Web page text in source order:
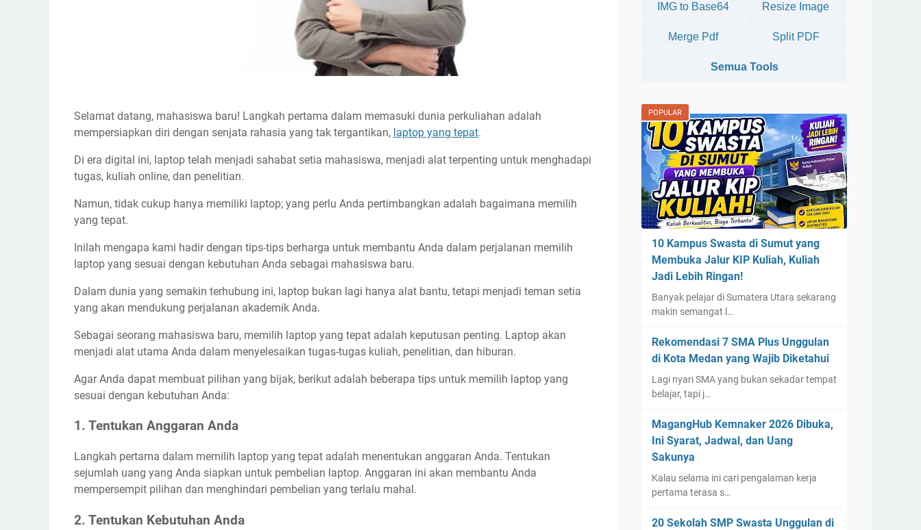
Selamat datang, mahasiswa baru! Langkah pertama dalam memasuki dunia perkuliahan adalah
mempersiapkan diri dengan senjata rahasia yang tak tergantikan, laptop yang tepat.
Di era digital ini, laptop telah menjadi sahabat setia mahasiswa, menjadi alat terpenting untuk menghadapi
tugas, kuliah online, dan penelitian.
Namun, tidak cukup hanya memiliki laptop; yang perlu Anda pertimbangkan adalah bagaimana memilih
yang tepat.
Inilah mengapa kami hadir dengan tips-tips berharga untuk membantu Anda dalam perjalanan memilih
laptop yang sesuai dengan kebutuhan Anda sebagai mahasiswa baru.
Dalam dunia yang semakin terhubung ini, laptop bukan lagi hanya alat bantu, tetapi menjadi teman setia
yang akan mendukung perjalanan akademik Anda.
Sebagai seorang mahasiswa baru, memilih laptop yang tepat adalah keputusan penting. Laptop akan
menjadi alat utama Anda dalam menyelesaikan tugas-tugas kuliah, penelitian, dan hiburan.
Agar Anda dapat membuat pilihan yang bijak, berikut adalah beberapa tips untuk memilih laptop yang
sesuai dengan kebutuhan Anda:
1. Tentukan Anggaran Anda
Langkah pertama dalam memilih laptop yang tepat adalah menentukan anggaran Anda. Tentukan
sejumlah uang yang Anda siapkan untuk pembelian laptop. Anggaran ini akan membantu Anda
mempersempit pilihan dan menghindari pembelian yang terlalu mahal.
2. Tentukan Kebutuhan Anda
IMG to Base64 Resize Image
Merge Pdf Split PDF
Semua Tools
POPULAR
10 Kampus Swasta di Sumut yang
Membuka Jalur KIP Kuliah, Kuliah
Jadi Lebih Ringan!
Banyak pelajar di Sumatera Utara sekarang
makin semangat l…
Rekomendasi 7 SMA Plus Unggulan
di Kota Medan yang Wajib Diketahui
Lagi nyari SMA yang bukan sekadar tempat
belajar, tapi j…
MagangHub Kemnaker 2026 Dibuka,
Ini Syarat, Jadwal, dan Uang
Sakunya
Kalau selama ini cari pengalaman kerja
pertama terasa s…
20 Sekolah SMP Swasta Unggulan di